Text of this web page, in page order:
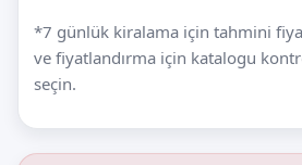
*7 günlük kiralama için tahmini
ve fiyatlandırma için katalogu
seçin.